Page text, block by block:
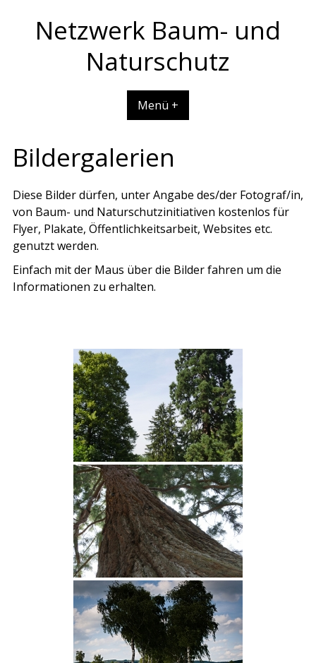
contentNetzwerk Baum- und
Naturschutz
Menü +
Bildergalerien
Diese Bilder dürfen, unter Angabe des/der Fotograf/in,
von Baum- und Naturschutzinitiativen kostenlos für
Flyer, Plakate, Öffentlichkeitsarbeit, Websites etc.
genutzt werden.
Einfach mit der Maus über die Bilder fahren um die
Informationen zu erhalten.